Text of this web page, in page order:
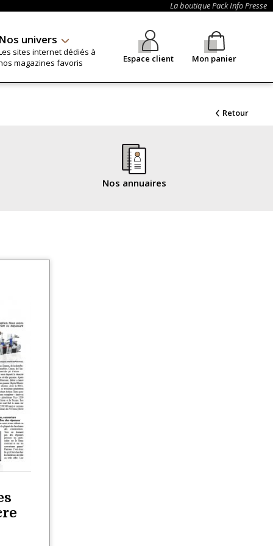
La boutique Pack Info Presse
univers
sites internet dédiés à
magazines favoris
Espace client Mon panier
Retour
Nos annuaires